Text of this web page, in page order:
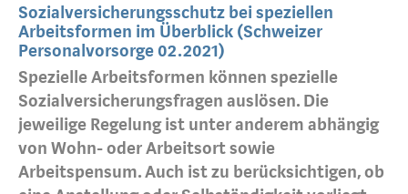
Sozialversicherungsschutz bei speziellen
Arbeitsformen im Überblick (Schweizer
Personalvorsorge 02.2021)
Spezielle Arbeitsformen können spezielle
Sozialversicherungsfragen auslösen. Die
jeweilige Regelung ist unter anderem abhängig
von Wohn- oder Arbeitsort sowie
Arbeitspensum. Auch ist zu berücksichtigen, ob